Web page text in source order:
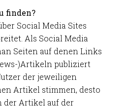
finden?
Social Media Sites
Als Social Media
Seiten auf denen Links
)Artikeln publiziert
der jeweiligen
Artikel stimmen, desto
der Artikel auf der